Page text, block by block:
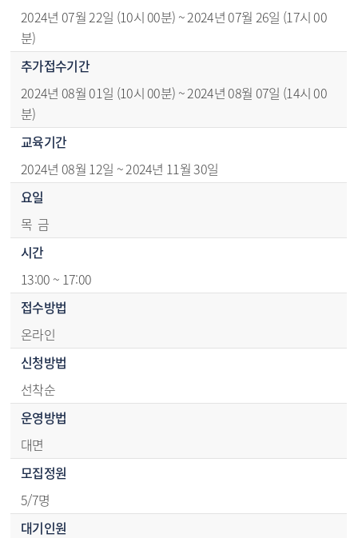
2024년 07월 22일 (10시 00분) ~ 2024년 07월 26일 (17시 00
분)
추가접수기간
2024년 08월 01일 (10시 00분) ~ 2024년 08월 07일 (14시 00
분)
교육기간
2024년 08월 12일 ~ 2024년 11월 30일
요일
목 금
시간
13:00 ~ 17:00
접수방법
온라인
신청방법
선착순
운영방법
대면
모집정원
5/7명
대기인원